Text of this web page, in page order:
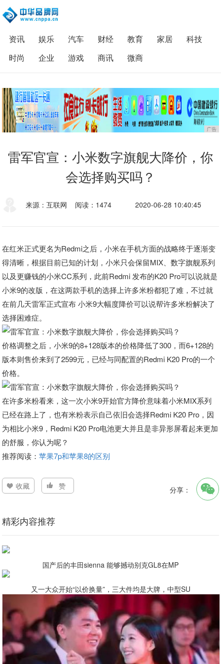
资讯 娱乐 汽车 财经 教育 家居
科技
时尚
企业 游戏 商讯 微商
广告
雷军官宣：小米数字旗舰大降价，你
会选择购买吗？
来源：互联网 阅读：1474 2020-06-28 10:40:45
在红米正式更名为Redmi之后，小米在手机方面的战略终于逐渐变
得清晰，根据目前已知的计划，小米只会保留MIX、数字旗舰系列
以及更赚钱的小米CC系列，此前Redmi 发布的K20 Pro可以说就是
小米9的改版，在这两款手机的选择上许多米粉都犯了难，不过就
在前几天雷军正式宣布 小米9大幅度降价可以说帮许多米粉解决了
选择困难症。
价格调整之后，小米9的8+128版本的价格降低了300，而6+128的
版本则售价来到了2599元，已经与同配置的Redmi K20 Pro的一个
价格。
在许多米粉看来，这一次小米9开始官方降价意味着小米MIX系列
已经在路上了，也有米粉表示自己依旧会选择Redmi K20 Pro，因
为相比小米9，Redmi K20 Pro电池更大并且是非异形屏看起来更加
的舒服，你认为呢？
推荐阅读：苹果7p和苹果8的区别
收藏 赞 分享：
精彩内容推荐
国产后的丰田sienna 能够撼动别克GL8在MP
又一大众开始“以价换量”，三大件均是大牌，中型SU